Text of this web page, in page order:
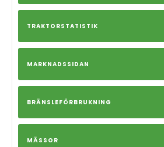
TRAKTORSTATISTIK
MARKNADSSIDAN
BRÄNSLEFÖRBRUKNING
MÄSSOR